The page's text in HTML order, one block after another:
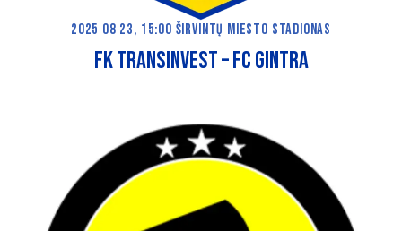
2025 08 23, 15:00 ŠIRVINTŲ MIESTO STADIONAS
FK Transinvest – FC GINTRA